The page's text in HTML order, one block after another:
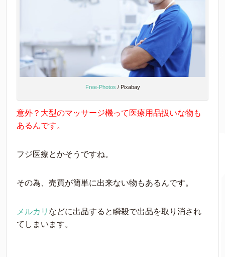
Free-Photos / Pixabay
意外？大型のマッサージ機って医療用品扱いな物も
あるんです。
フジ医療とかそうですね。
その為、売買が簡単に出来ない物もあるんです。
メルカリ などに出品すると瞬殺で出品を取り消され
てしまいます。